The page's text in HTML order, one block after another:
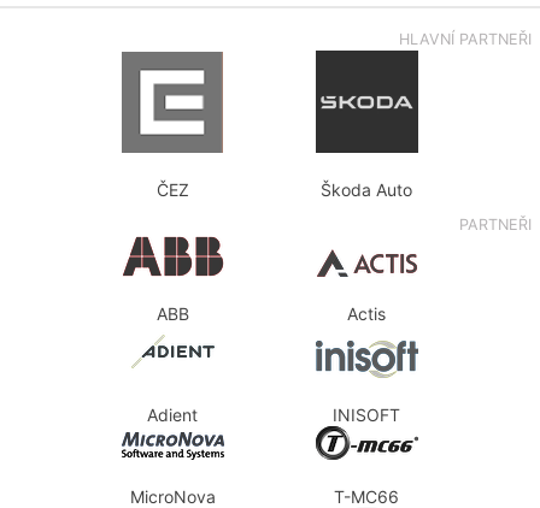
HLAVNÍ PARTNEŘI
ČEZ Škoda Auto
PARTNEŘI
ABB Actis
Adient INISOFT
MicroNova T-MC66